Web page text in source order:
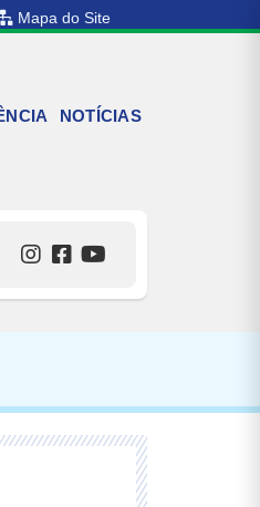
Mapa do Site
NOTÍCIAS